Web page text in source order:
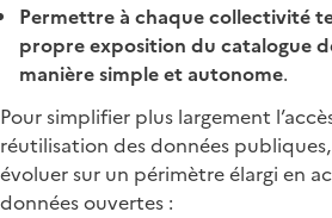
Permettre à chaque collectivité
propre exposition du catalogue
manière simple et autonome.
Pour simplifier plus largement
réutilisation des données
évoluer sur un périmètre élargi en
données ouvertes :